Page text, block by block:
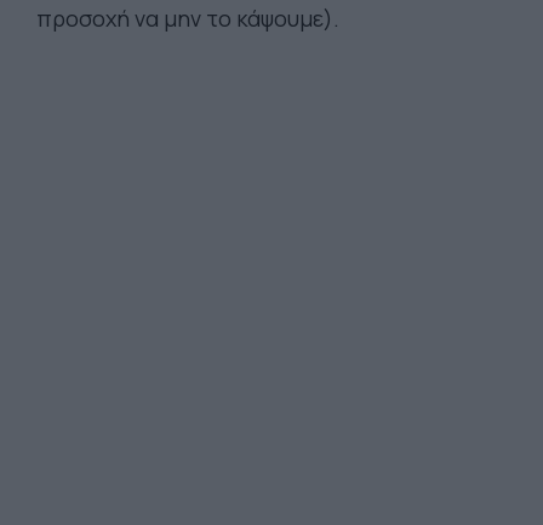
προσοχή να μην το κάψουμε).